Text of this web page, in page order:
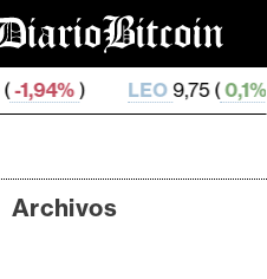
9,75 (0,1% ZEC493,91 (
Archivos